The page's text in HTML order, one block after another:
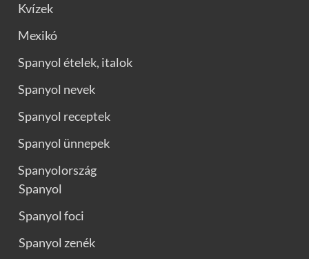
Kvízek
Mexikó
Spanyol ételek, italok
Spanyol nevek
Spanyol receptek
Spanyol ünnepek
Spanyolország
Spanyol
Spanyol foci
Spanyol zenék